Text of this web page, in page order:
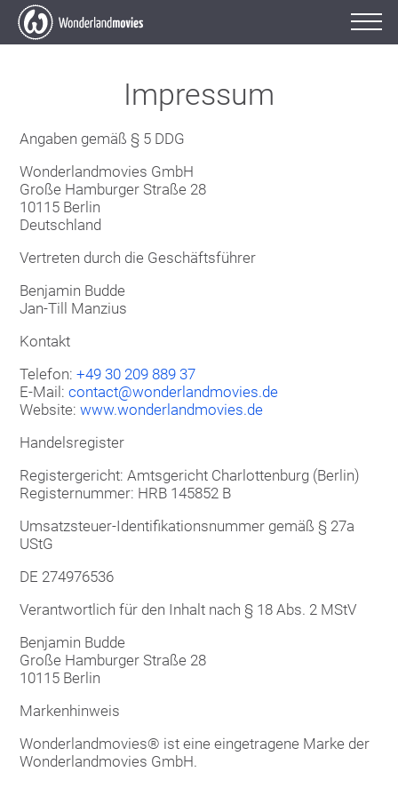
Impressum
Angaben gemäß § 5 DDG
Wonderlandmovies GmbH
Große Hamburger Straße 28
10115 Berlin
Deutschland
Vertreten durch die Geschäftsführer
Benjamin Budde
Jan-Till Manzius
Kontakt
Telefon:+49 30 209 889 37
E-Mail:contact@wonderlandmovies.de
Website:www.wonderlandmovies.de
Handelsregister
Registergericht: Amtsgericht Charlottenburg (Berlin)
Registernummer: HRB 145852 B
Umsatzsteuer-Identifikationsnummer gemäß § 27a
UStG
DE 274976536
Verantwortlich für den Inhalt nach § 18 Abs. 2 MStV
Benjamin Budde
Große Hamburger Straße 28
10115 Berlin
Markenhinweis
Wonderlandmovies® ist eine eingetragene Marke der
Wonderlandmovies GmbH.